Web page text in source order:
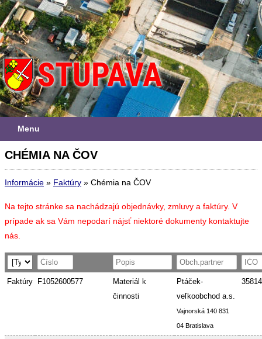
Menu
CHÉMIA NA ČOV
Informácie » Faktúry » Chémia na ČOV
Na tejto stránke sa nachádzajú objednávky, zmluvy a faktúry. V
prípade ak sa Vám nepodarí nájsť niektoré dokumenty kontaktujte
nás.
Faktúry F1052600577
Materiál k
činnosti
Ptáček-
veľkoobchod a.s.
Vajnorská 140 831
04 Bratislava